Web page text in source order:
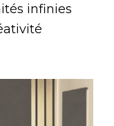
infinies